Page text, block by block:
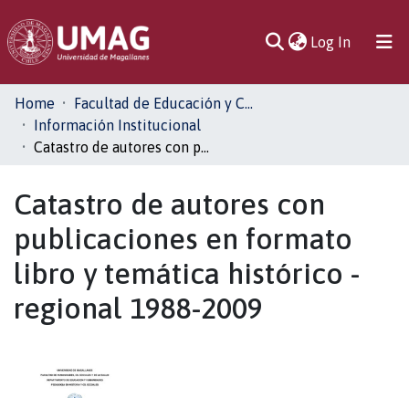
Log In(current)
Communities
& Collections
Statistics
Home
Facultad de Educación y Ciencias Sociales
Información Institucional
Catastro de autores con publicaciones en formato libro y temática histórico - regional 1988-2009
Catastro de autores con
publicaciones en formato
libro y temática histórico -
regional 1988-2009